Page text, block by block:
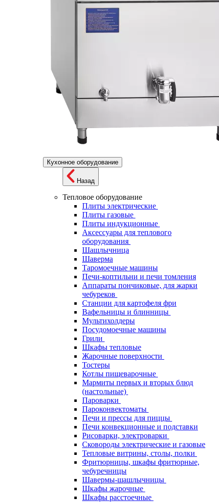
Кухонное оборудование
Назад
Тепловое оборудование
Плиты электрические
Плиты газовые
Плиты индукционные
Аксессуары для теплового
оборудования
Шашлычница
Шаверма
Таромоечные машины
Печи-коптильни и печи томления
Аппараты пончиковые, для жарки
чебуреков
Станции для картофеля фри
Вафельницы и блинницы
Мультихолдеры
Посудомоечные машины
Грили
Шкафы тепловые
Жарочные поверхности
Тостеры
Котлы пищеварочные
Мармиты первых и вторых блюд
(настольные)
Пароварки
Пароконвектоматы
Печи и прессы для пиццы
Печи конвекционные и подставки
Рисоварки, электроварки
Сковороды электрические и газовые
Тепловые витрины, столы, полки
Фритюрницы, шкафы фритюрные,
чебуречницы
Шавермы-шашлычницы
Шкафы жарочные
Шкафы расстоечные